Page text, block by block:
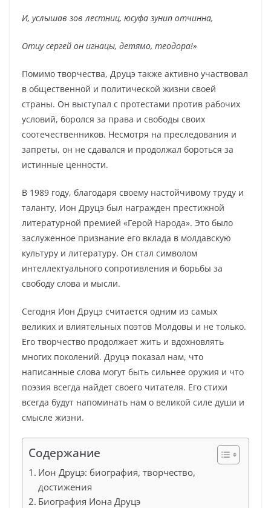
И, услышав зов лестниц, юсуфа зунип отчинна,
Отцу сергей он игнацы, детямо, теодора!»
Помимо творчества, Друцэ также активно участвовал
в общественной и политической жизни своей
страны. Он выступал с протестами против рабочих
условий, боролся за права и свободы своих
соотечественников. Несмотря на преследования и
запреты, он не сдавался и продолжал бороться за
истинные ценности.
В 1989 году, благодаря своему настойчивому труду и
таланту, Ион Друцэ был награжден престижной
литературной премией «Герой Народа». Это было
заслуженное признание его вклада в молдавскую
культуру и литературу. Он стал символом
интеллектуального сопротивления и борьбы за
свободу слова и мысли.
Сегодня Ион Друцэ считается одним из самых
великих и влиятельных поэтов Молдовы и не только.
Его творчество продолжает жить и вдохновлять
многих поколений. Друцэ показал нам, что
написанные слова могут быть сильнее оружия и что
поэзия всегда найдет своего читателя. Его стихи
всегда будут напоминать нам о великой силе души и
смысле жизни.
Содержание
Ион Друцэ: биография, творчество,
достижения
Биография Иона Друцэ